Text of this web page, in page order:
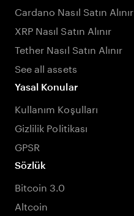
Cardano Nasıl Satın Alınır
XRP Nasıl Satın Alınır
Tether Nasıl Satın Alınır
See all assets
Yasal Konular
Kullanım Koşulları
Gizlilik Politikası
GPSR
Sözlük
Bitcoin 3.0
Altcoin